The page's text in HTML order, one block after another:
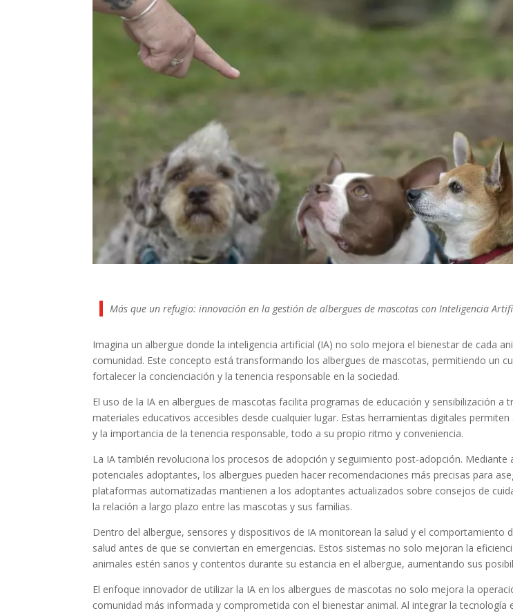
Más que un refugio: innovación en la gestión de albergues de mascotas con Inteligencia
Imagina un albergue donde la inteligencia artificial (IA) no solo mejora el bienestar de cada
comunidad. Este concepto está transformando los albergues de mascotas, permitiendo un
fortalecer la concienciación y la tenencia responsable en la sociedad.
El uso de la IA en albergues de mascotas facilita programas de educación y sensibilización
materiales educativos accesibles desde cualquier lugar. Estas herramientas digitales
y la importancia de la tenencia responsable, todo a su propio ritmo y conveniencia.
La IA también revoluciona los procesos de adopción y seguimiento post-adopción.
potenciales adoptantes, los albergues pueden hacer recomendaciones más precisas para
plataformas automatizadas mantienen a los adoptantes actualizados sobre consejos de
la relación a largo plazo entre las mascotas y sus familias.
Dentro del albergue, sensores y dispositivos de IA monitorean la salud y el
salud antes de que se conviertan en emergencias. Estos sistemas no solo mejoran la
animales estén sanos y contentos durante su estancia en el albergue, aumentando sus
El enfoque innovador de utilizar la IA en los albergues de mascotas no solo mejora la
comunidad más informada y comprometida con el bienestar animal. Al integrar la